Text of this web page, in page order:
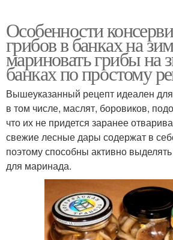
Особенности
грибов в банках на
мариновать грибы на
банках по простому
Вышеуказанный рецепт идеален для
в том числе, маслят, боровиков,
что их не придется заранее
свежие лесные дары содержат в
поэтому способны активно
для маринада.